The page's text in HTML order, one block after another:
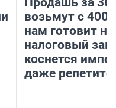
возьмут с
нам готовит
налоговый
коснется
даже